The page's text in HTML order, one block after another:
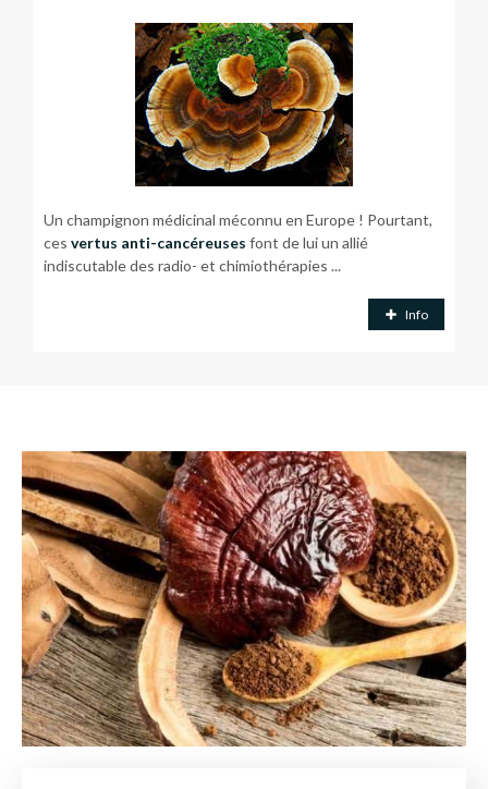
Un champignon médicinal méconnu en Europe ! Pourtant,
ces vertus anti-cancéreuses font de lui un allié
indiscutable des radio- et chimiothérapies ...
Info